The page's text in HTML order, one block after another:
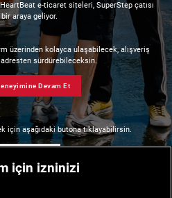
e-ticaret siteleri, SuperStep çatısı
bir araya geliyor.
üzerinden kolayca ulaşabilecek, alışveriş
sürdürebileceksin.
Devam Et
için aşağıdaki butona tıklayabilirsin.
için izninizi